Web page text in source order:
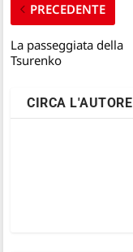
PRECEDENTE
La passeggiata della
Tsurenko
CIRCA L'AUTORE